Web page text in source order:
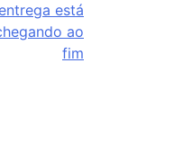
está
ao
fim